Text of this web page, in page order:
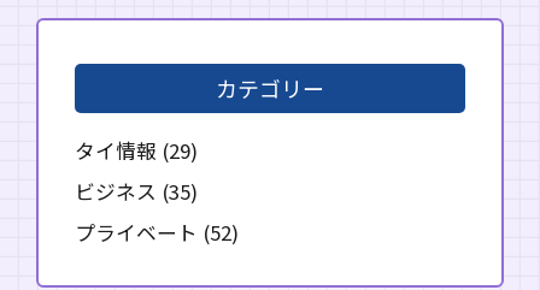
カテゴリー
タイ情報 (29)
ビジネス (35)
プライベート (52)